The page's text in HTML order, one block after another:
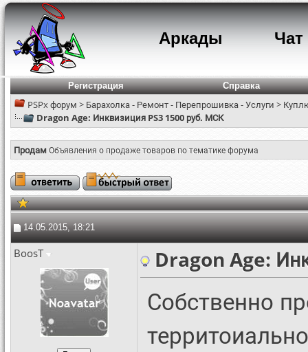
Аркады Чат
Регистрация Справка
PSPx форум > Барахолка - Ремонт - Перепрошивка - Услуги >
Dragon Age: Инквизиция PS3 1500 руб. МСК
ПродамОбъявления о продаже товаров по тематике форума
14.05.2015, 18:21
BoosT Dragon Age:
Собственно